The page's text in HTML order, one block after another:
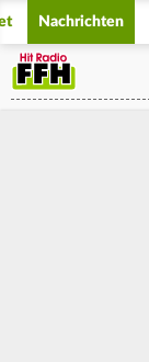
Nachrichten